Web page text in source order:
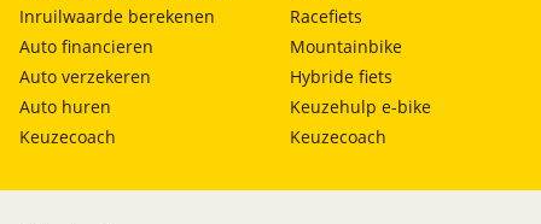
Inruilwaarde berekenen
Auto financieren
Auto verzekeren
Auto huren
Keuzecoach
Racefiets
Mountainbike
Hybride fiets
Keuzehulp e-bike
Keuzecoach